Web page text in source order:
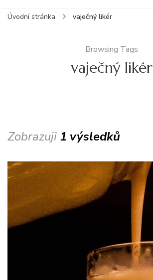
Úvodní stránka vaječný likér
Browsing Tags
vaječný likér
Zobrazuji 1 výsledků